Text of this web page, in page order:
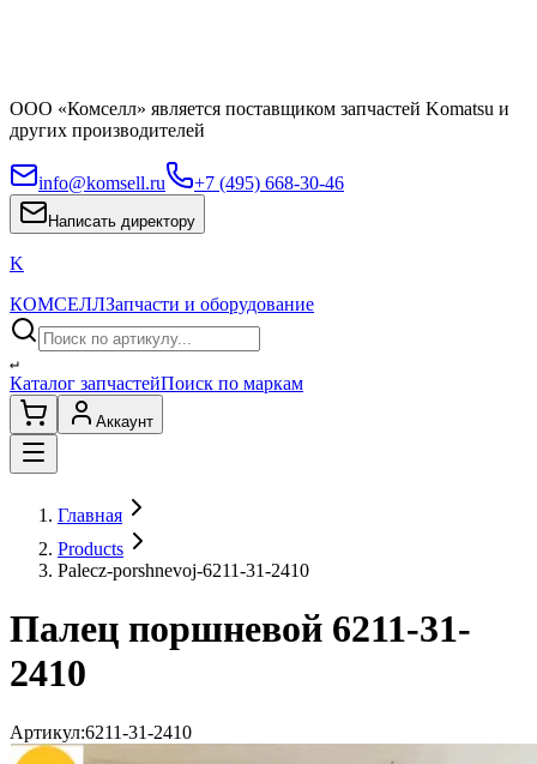
ООО «Комселл» является поставщиком запчастей Komatsu и
других производителей
info@komsell.ru +7 (495) 668-30-46
Написать директору
K
КОМСЕЛЛЗапчасти и оборудование
↵
Каталог запчастейПоиск по маркам
Аккаунт
Главная
Products
Palecz-porshnevoj-6211-31-2410
Палец поршневой 6211-31-
2410
Артикул:6211-31-2410